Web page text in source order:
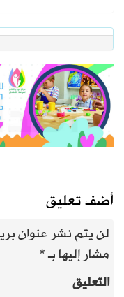
أضف تعليق
لن يتم نشر عنوان
مشار إليها بـ*
التعليق